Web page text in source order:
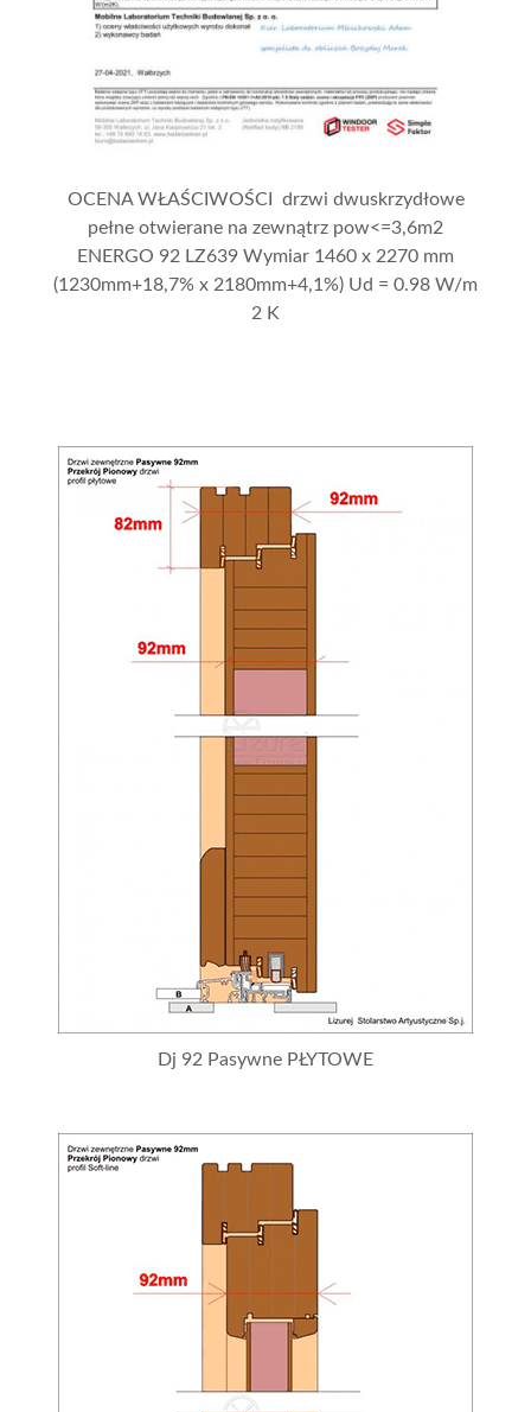
OCENA WŁAŚCIWOŚCI drzwi dwuskrzydłowe
pełne otwierane na zewnątrz pow<=3,6m2
ENERGO 92 LZ639 Wymiar 1460 x 2270 mm
(1230mm+18,7% x 2180mm+4,1%) Ud = 0.98 W/m
2 K
Dj 92 Pasywne PŁYTOWE